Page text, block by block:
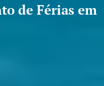
Férias em